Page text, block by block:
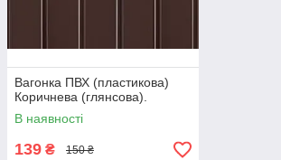
Вагонка ПВХ (пластикова)
Коричнева (глянсова).
В наявності
139 ₴ 150 ₴